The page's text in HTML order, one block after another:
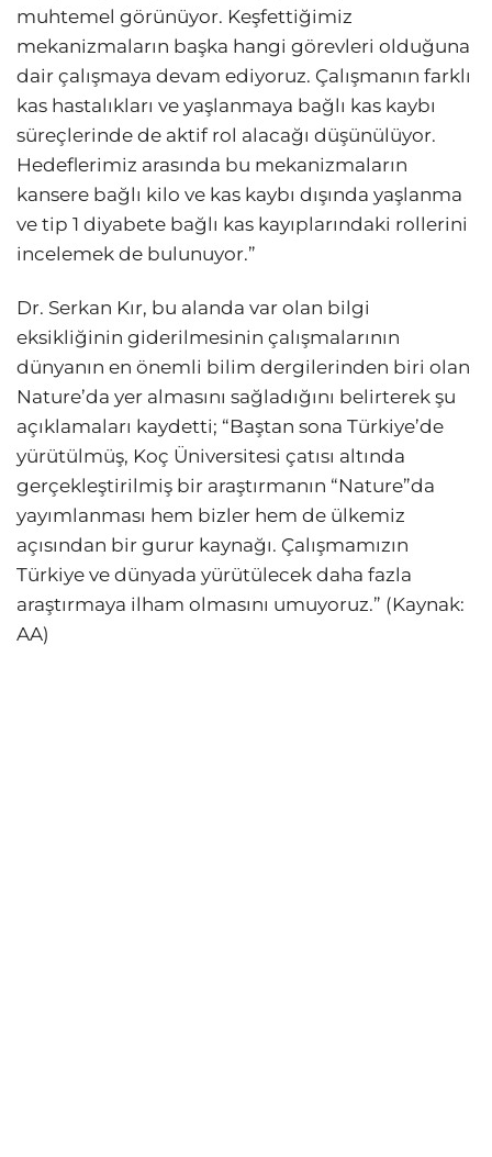
muhtemel görünüyor. Keşfettiğimiz
mekanizmaların başka hangi görevleri olduğuna
dair çalışmaya devam ediyoruz. Çalışmanın farklı
kas hastalıkları ve yaşlanmaya bağlı kas kaybı
süreçlerinde de aktif rol alacağı düşünülüyor.
Hedeflerimiz arasında bu mekanizmaların
kansere bağlı kilo ve kas kaybı dışında yaşlanma
ve tip 1 diyabete bağlı kas kayıplarındaki rollerini
incelemek de bulunuyor.”
Dr. Serkan Kır, bu alanda var olan bilgi
eksikliğinin giderilmesinin çalışmalarının
dünyanın en önemli bilim dergilerinden biri olan
Nature’da yer almasını sağladığını belirterek şu
açıklamaları kaydetti; “Baştan sona Türkiye’de
yürütülmüş, Koç Üniversitesi çatısı altında
gerçekleştirilmiş bir araştırmanın “Nature”da
yayımlanması hem bizler hem de ülkemiz
açısından bir gurur kaynağı. Çalışmamızın
Türkiye ve dünyada yürütülecek daha fazla
araştırmaya ilham olmasını umuyoruz.” (Kaynak:
AA)